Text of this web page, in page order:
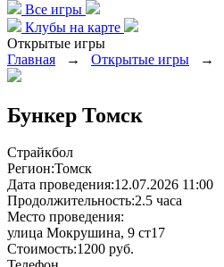
Все игры
Клубы на карте
Открытые игры
Главная
→ Открытые игры →
Бункер Томск
Страйкбол
Регион:Томск
Дата проведения:12.07.2026 11:00
Продолжительность:2.5 часа
Место проведения:
улица Мокрушина, 9 ст17
Стоимость:1200 руб.